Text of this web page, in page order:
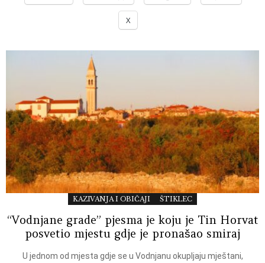
X
KAZIVANJA I OBIČAJI ŠTIKLEC
“Vodnjane grade” pjesma je koju je Tin Horvat
posvetio mjestu gdje je pronašao smiraj
U jednom od mjesta gdje se u Vodnjanu okupljaju mještani,